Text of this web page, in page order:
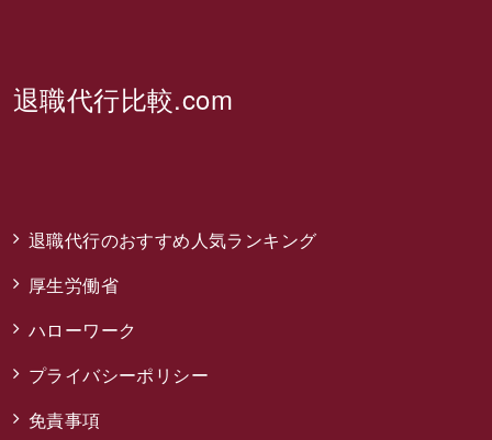
退職代行比較.com
退職代行のおすすめ人気ランキング
厚生労働省
ハローワーク
プライバシーポリシー
免責事項